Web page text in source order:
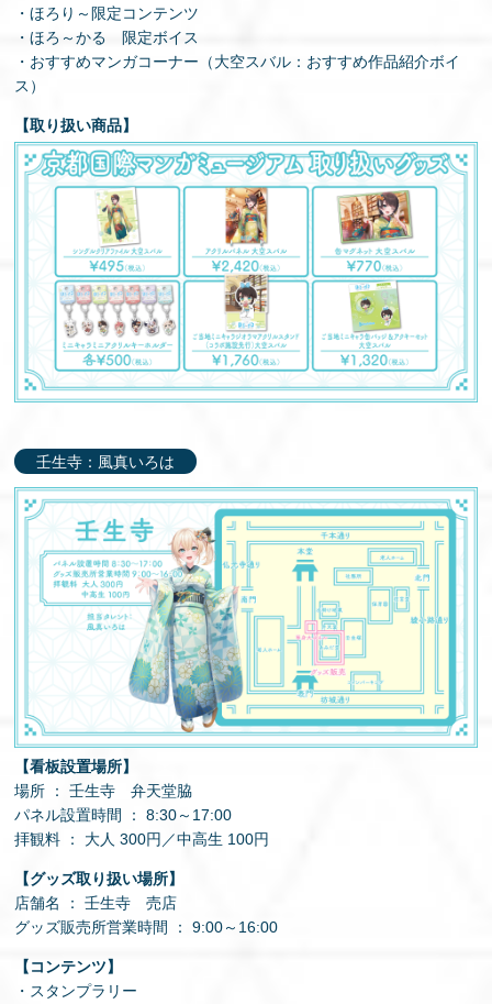
・ほろり～限定コンテンツ
・ほろ～かる 限定ボイス
・おすすめマンガコーナー（大空スバル：おすすめ作品紹介ボイ
ス）
【取り扱い商品】
壬生寺：風真いろは
【看板設置場所】
場所 ： 壬生寺 弁天堂脇
パネル設置時間 ： 8:30～17:00
拝観料 ： 大人 300円／中高生 100円
【グッズ取り扱い場所】
店舗名 ： 壬生寺 売店
グッズ販売所営業時間 ： 9:00～16:00
【コンテンツ】
・スタンプラリー